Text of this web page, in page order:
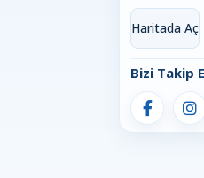
Haritada Aç
Bizi Takip